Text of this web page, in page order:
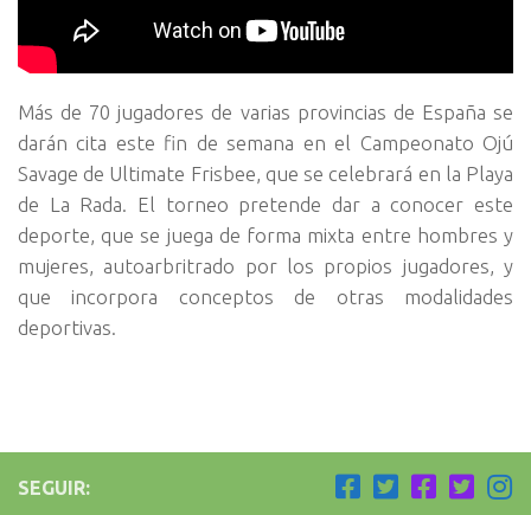
Más de 70 jugadores de varias provincias de España se
darán cita este fin de semana en el Campeonato Ojú
Savage de Ultimate Frisbee, que se celebrará en la Playa
de La Rada. El torneo pretende dar a conocer este
deporte, que se juega de forma mixta entre hombres y
mujeres, autoarbritrado por los propios jugadores, y
que incorpora conceptos de otras modalidades
deportivas.
SEGUIR: